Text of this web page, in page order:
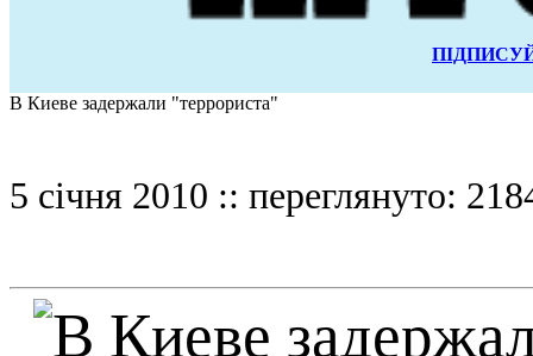
В Киеве задержали "террориста"
5 січня 2010 :: переглянуто: